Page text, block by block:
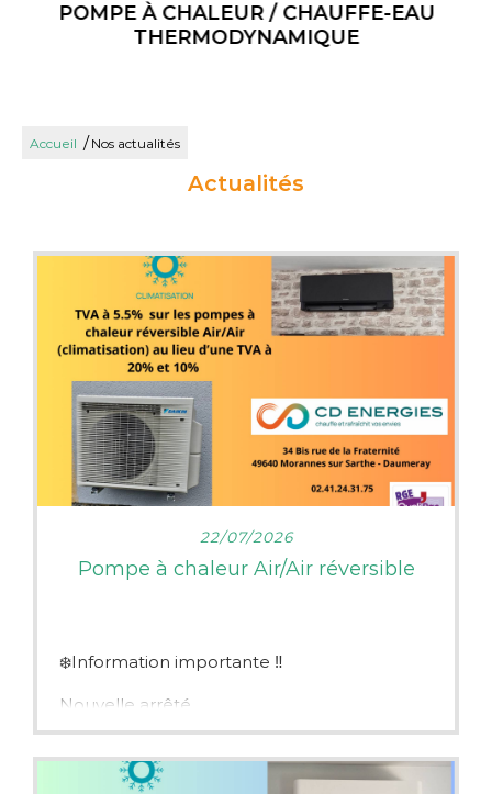
À CHALEUR / CHAUFFE-EAU
THERMODYNAMIQUE
Accueil / Nos actualités
Actualités
22/07/2026
Pompe à chaleur Air/Air réversible
❄️Information importante ‼️
Nouvelle arrêté
Depuis le 18 juillet 2026, la TVA est à 5.5%
( climatisation) au lieu d’une TVA à 20% et
LIRE PLUS